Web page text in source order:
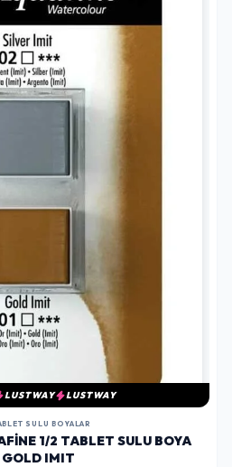
LUSTWAY LUSTWAY
SULU BOYALAR
1/2 TABLET SULU BOYA
GOLD IMIT